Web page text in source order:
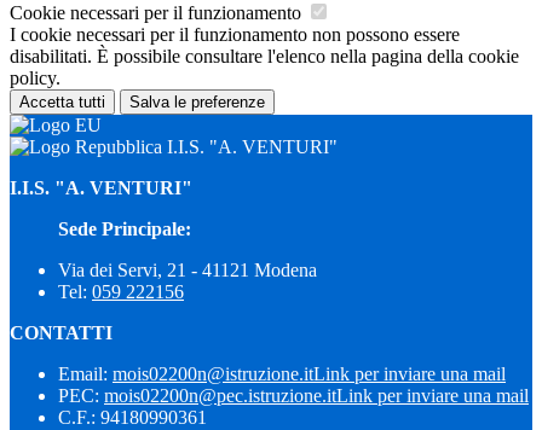
Cookie necessari per il funzionamento
I cookie necessari per il funzionamento non possono essere
disabilitati. È possibile consultare l'elenco nella pagina della cookie
policy.
Accetta tutti Salva le preferenze
I.I.S. "A. VENTURI"
I.I.S. "A. VENTURI"
Sede Principale:
Via dei Servi, 21 - 41121 Modena
Tel: 059 222156
CONTATTI
Email: mois02200n@istruzione.itLink per inviare una mail
PEC: mois02200n@pec.istruzione.itLink per inviare una mail
C.F.: 94180990361